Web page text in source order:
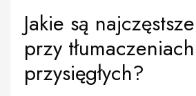
Jakie są
przy tłumaczeniach
przysięgłych?